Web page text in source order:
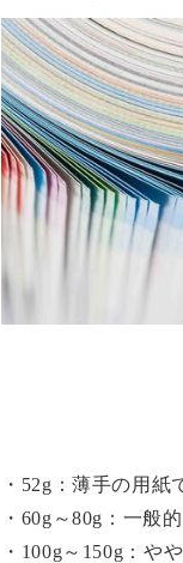
・52g：薄手の用紙
・60g～80g：一般
・100g～150g：や